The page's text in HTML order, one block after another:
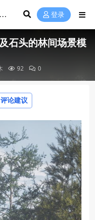
登录
石头的林间场景模
92 0
评论建议